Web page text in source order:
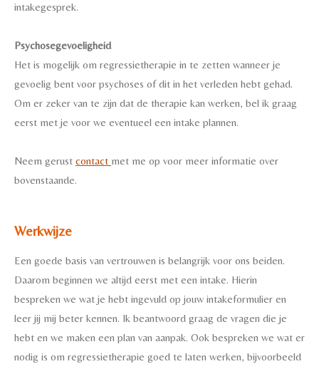
intakegesprek.
Psychosegevoeligheid
Het is mogelijk om regressietherapie in te zetten wanneer je
gevoelig bent voor psychoses of dit in het verleden hebt gehad.
Om er zeker van te zijn dat de therapie kan werken, bel ik graag
eerst met je voor we eventueel een intake plannen.
Neem gerust contact met me op voor meer informatie over
bovenstaande.
Werkwijze
Een goede basis van vertrouwen is belangrijk voor ons beiden.
Daarom beginnen we altijd eerst met een intake. Hierin
bespreken we wat je hebt ingevuld op jouw intakeformulier en
leer jij mij beter kennen. Ik beantwoord graag de vragen die je
hebt en we maken een plan van aanpak. Ook bespreken we wat er
nodig is om regressietherapie goed te laten werken, bijvoorbeeld